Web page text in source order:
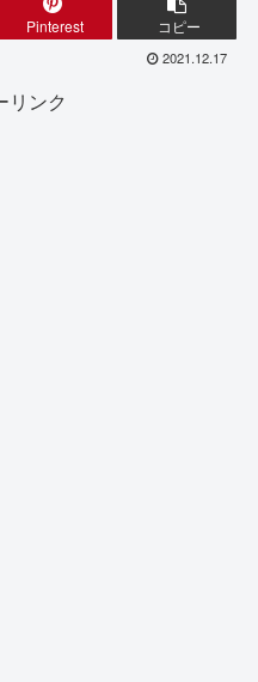
Pinterest コピー
2021.12.17
リンク